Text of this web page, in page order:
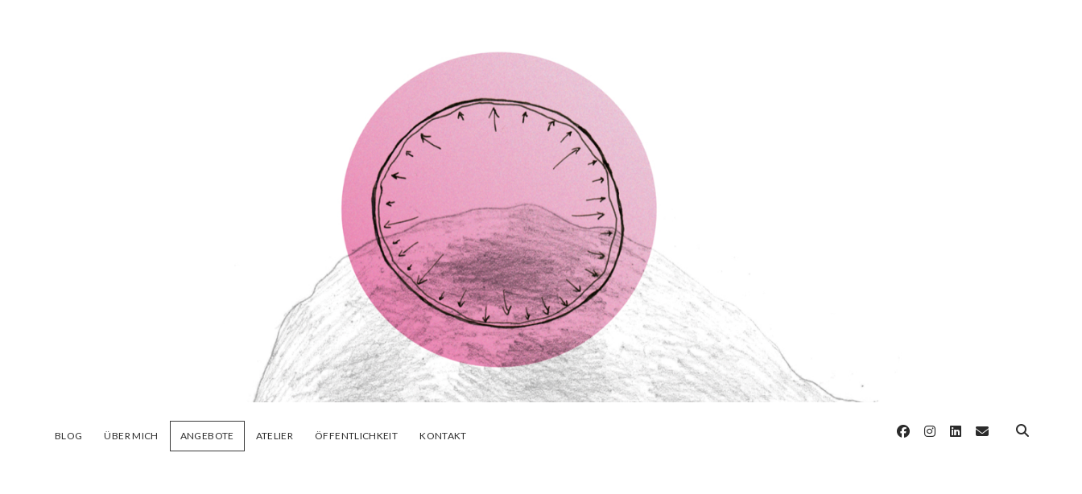
BLOG ÜBER MICH ANGEBOTE ATELIER ÖFFENTLICHKEIT KONTAKT facebookinstagram
linkedinemail